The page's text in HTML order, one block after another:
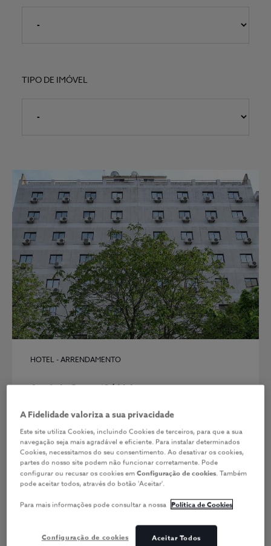
TIPO DE IMÓVEL
HOTEL - ARRENDAMENTO
António Serpa 13 | Lisboa
encontra-se no limite do Central Business
District da área urbana de Lisboa, entre duas
das mais relevantes aven...
FIIA IMOFID
A Fidelidade valoriza a sua privacidade
Este site utiliza Cookies, incluindo Cookies de terceiros, para que a sua
navegação seja mais agradável e eficiente. Para instalar determinados
Cookies, necessitamos do seu consentimento. Ao desativar os cookies,
partes do nosso site podem não funcionar corretamente. Pode
configurar ou recusar os cookies emConfiguração de cookies. Também
pode aceitar todos, através do botão 'Aceitar'.
Para mais informações pode consultar a nossa Política de Cookies
Aceitar Todos
Configuração de cookies